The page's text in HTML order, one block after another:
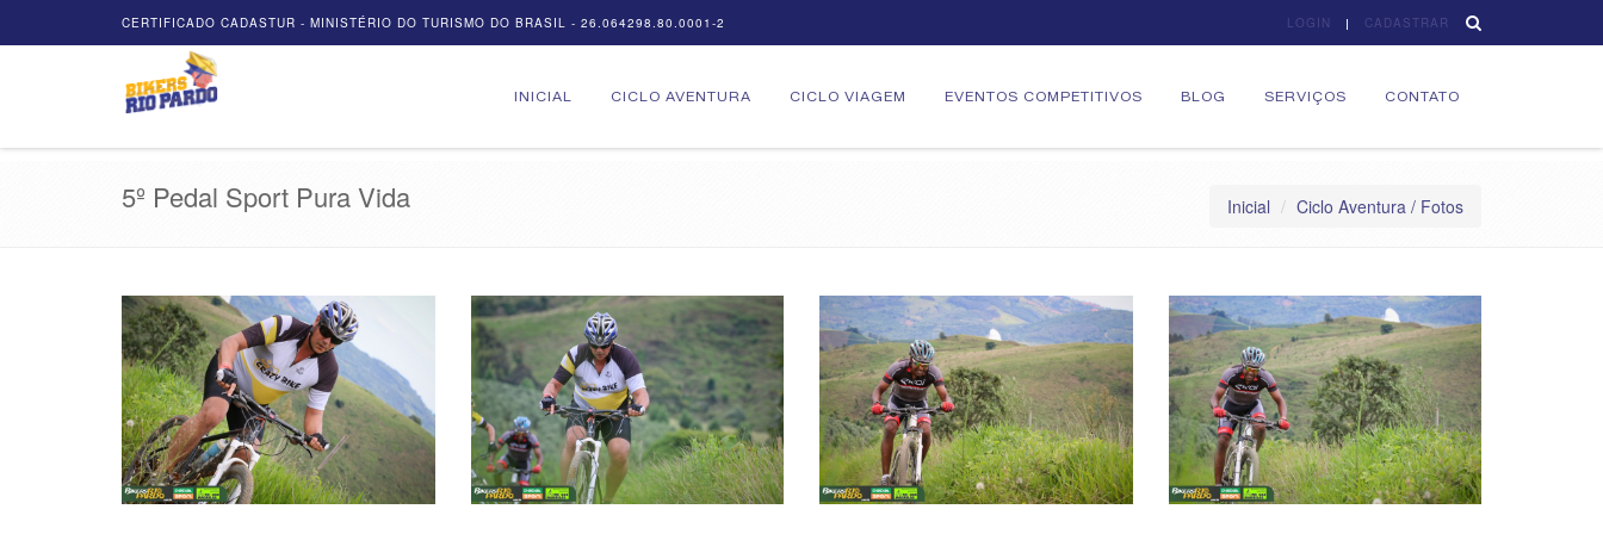
CERTIFICADO CADASTUR - MINISTÉRIO DO TURISMO DO BRASIL - 26.064298.80.0001-2 LOGIN CADASTRAR
INICIAL CICLO AVENTURA CICLO VIAGEM EVENTOS COMPETITIVOS BLOG SERVIÇOS CONTATO
5º Pedal Sport Pura Vida Inicial Ciclo Aventura / Fotos